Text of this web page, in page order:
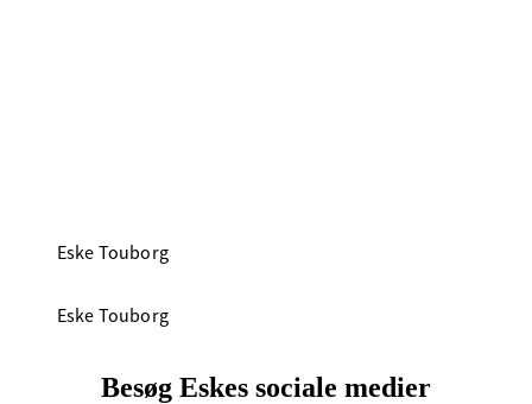
Eske Touborg
Eske Touborg
Besøg Eskes sociale medier